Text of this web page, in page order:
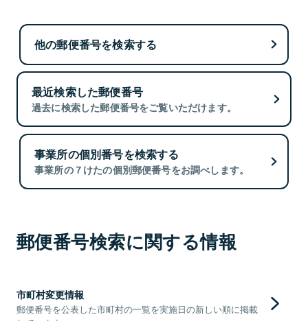
他の郵便番号を検索する
最近検索した郵便番号
過去に検索した郵便番号をご覧いただけます。
事業所の個別番号を検索する
事業所の７けたの個別郵便番号をお調べします。
郵便番号検索に関する情報
市町村変更情報
郵便番号を公表した市町村の一覧を実施日の新しい順に掲載